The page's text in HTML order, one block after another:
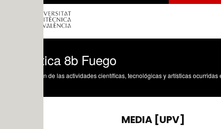
8b Fuego
de las actividades científicas, tecnológicas y artísticas ocurridas en los tres